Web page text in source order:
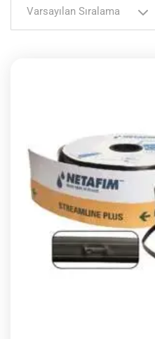
Varsayılan Sıralama